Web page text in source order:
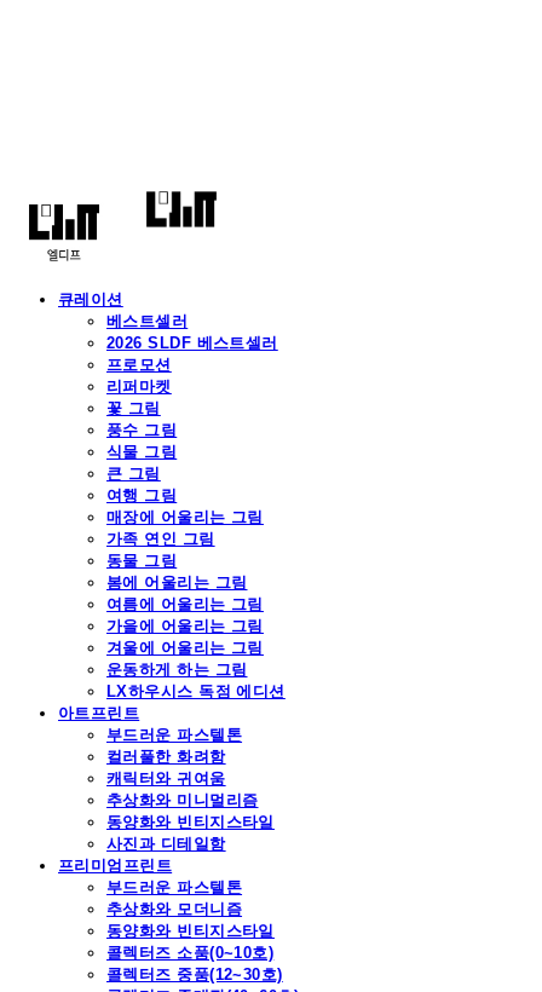
큐레이션
베스트셀러
2026 SLDF 베스트셀러
프로모션
리퍼마켓
꽃 그림
풍수 그림
식물 그림
큰 그림
여행 그림
매장에 어울리는 그림
가족 연인 그림
동물 그림
봄에 어울리는 그림
여름에 어울리는 그림
가을에 어울리는 그림
겨울에 어울리는 그림
운동하게 하는 그림
LX하우시스 독점 에디션
아트프린트
부드러운 파스텔톤
컬러풀한 화려함
캐릭터와 귀여움
추상화와 미니멀리즘
동양화와 빈티지스타일
사진과 디테일함
프리미엄프린트
부드러운 파스텔톤
추상화와 모더니즘
동양화와 빈티지스타일
콜렉터즈 소품(0~10호)
콜렉터즈 중품(12~30호)